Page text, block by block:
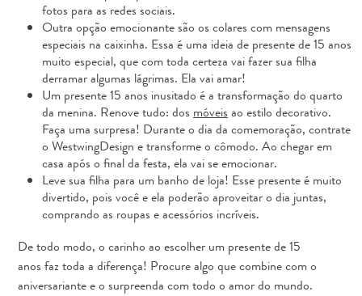
fotos para as redes sociais.
Outra opção emocionante são os colares com mensagens
especiais na caixinha. Essa é uma ideia de presente de 15 anos
muito especial, que com toda certeza vai fazer sua filha
derramar algumas lágrimas. Ela vai amar!
Um presente 15 anos inusitado é a transformação do quarto
da menina. Renove tudo: dos móveis ao estilo decorativo.
Faça uma surpresa! Durante o dia da comemoração, contrate
o WestwingDesign e transforme o cômodo. Ao chegar em
casa após o final da festa, ela vai se emocionar.
Leve sua filha para um banho de loja! Esse presente é muito
divertido, pois você e ela poderão aproveitar o dia juntas,
comprando as roupas e acessórios incríveis.
De todo modo, o carinho ao escolher um presente de 15
anos faz toda a diferença! Procure algo que combine com o
aniversariante e o surpreenda com todo o amor do mundo.